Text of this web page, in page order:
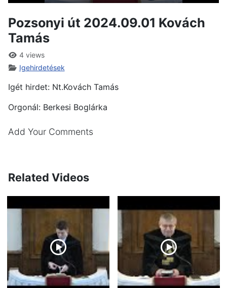
Pozsonyi út 2024.09.01 Kovách
Tamás
4 views
Igehirdetések
Igét hirdet: Nt.Kovách Tamás
Orgonál: Berkesi Boglárka
Add Your Comments
Related Videos